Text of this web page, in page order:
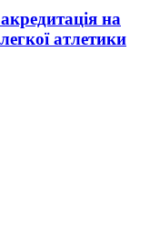
на
атлетики